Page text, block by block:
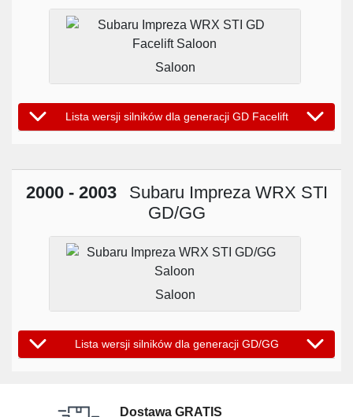
Saloon
Lista wersji silników dla generacji GD Facelift
2000 - 2003
Subaru Impreza WRX STI
GD/GG
Saloon
Lista wersji silników dla generacji GD/GG
Dostawa GRATIS